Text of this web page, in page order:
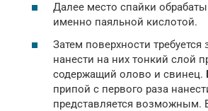
Далее место спайки
именно паяльной кислотой.
Затем поверхности требуется
нанести на них тонкий слой
содержащий олово и свинец.
припой с первого раза
представляется возможным.